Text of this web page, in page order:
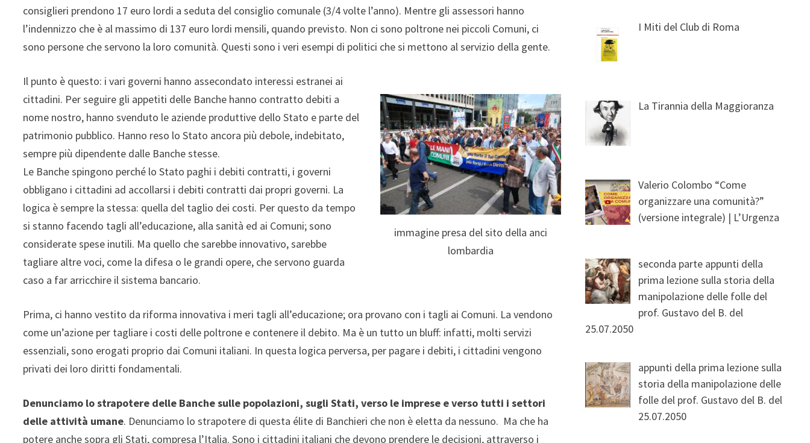
consiglieri prendono 17 euro lordi a seduta del consiglio comunale (3/4 volte l’anno). Mentre gli assessori hanno
l’indennizzo che è al massimo di 137 euro lordi mensili, quando previsto. Non ci sono poltrone nei piccoli Comuni, ci
sono persone che servono la loro comunità. Questi sono i veri esempi di politici che si mettono al servizio della gente.
immagine presa del sito della anci
lombardia
Il punto è questo: i vari governi hanno assecondato interessi estranei ai
cittadini. Per seguire gli appetiti delle Banche hanno contratto debiti a
nome nostro, hanno svenduto le aziende produttive dello Stato e parte del
patrimonio pubblico. Hanno reso lo Stato ancora più debole, indebitato,
sempre più dipendente dalle Banche stesse.
Le Banche spingono perché lo Stato paghi i debiti contratti, i governi
obbligano i cittadini ad accollarsi i debiti contratti dai propri governi. La
logica è sempre la stessa: quella del taglio dei costi. Per questo da tempo
si stanno facendo tagli all’educazione, alla sanità ed ai Comuni; sono
considerate spese inutili. Ma quello che sarebbe innovativo, sarebbe
tagliare altre voci, come la difesa o le grandi opere, che servono guarda
caso a far arricchire il sistema bancario.
Prima, ci hanno vestito da riforma innovativa i meri tagli all’educazione; ora provano con i tagli ai Comuni. La vendono
come un’azione per tagliare i costi delle poltrone e contenere il debito. Ma è un tutto un bluff: infatti, molti servizi
essenziali, sono erogati proprio dai Comuni italiani. In questa logica perversa, per pagare i debiti, i cittadini vengono
privati dei loro diritti fondamentali.
Denunciamo lo strapotere delle Banche sulle popolazioni, sugli Stati, verso le imprese e verso tutti i settori
delle attività umane. Denunciamo lo strapotere di questa élite di Banchieri che non è eletta da nessuno. Ma che ha
potere anche sopra gli Stati, compresa l’Italia. Sono i cittadini italiani che devono prendere le decisioni, attraverso i
I Miti del Club di Roma
La Tirannia della Maggioranza
Valerio Colombo “Come
organizzare una comunità?”
(versione integrale) | L’Urgenza
seconda parte appunti della
prima lezione sulla storia della
manipolazione delle folle del
prof. Gustavo del B. del
25.07.2050
appunti della prima lezione sulla
storia della manipolazione delle
folle del prof. Gustavo del B. del
25.07.2050